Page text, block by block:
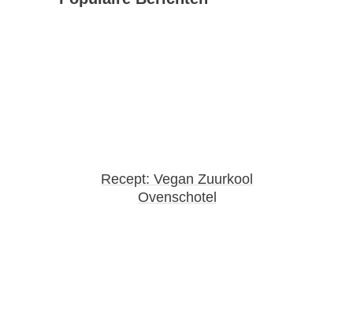
Recept: Vegan Zuurkool
Ovenschotel